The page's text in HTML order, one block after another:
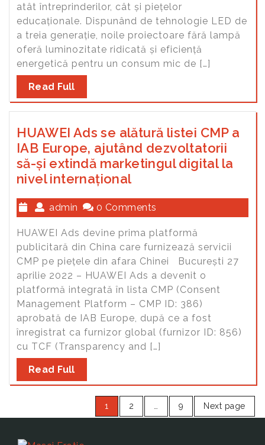
atât întreprinderilor, cât și piețelor
educaționale. Dispunând de tehnologie LED de
a treia generație, noile proiectoare fără lampă
oferă luminozitate ridicată și eficiență
energetică pentru un consum mic de […]
Read Full
HUAWEI Ads se alătură listei CMP a
IAB Europe, ajutând dezvoltatorii
să-și extindă marketingul digital la
nivel internațional
admin 0 Comments
HUAWEI Ads devine prima platformă
publicitară din China care furnizează servicii
CMP pe piețele din afara Chinei București 27
aprilie 2022 – HUAWEI Ads a devenit o
platformă integrată în lista CMP (Consent
Management Platform – CMP ID: 386)
aprobată de IAB Europe, după ce a fost
înregistrat ca furnizor global (furnizor ID: 856)
cu TCF (Transparency and […]
Read Full
1 2 9 Next page